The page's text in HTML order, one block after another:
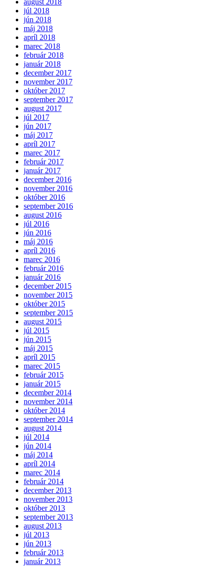
august 2018
júl 2018
jún 2018
máj 2018
apríl 2018
marec 2018
február 2018
január 2018
december 2017
november 2017
október 2017
september 2017
august 2017
júl 2017
jún 2017
máj 2017
apríl 2017
marec 2017
február 2017
január 2017
december 2016
november 2016
október 2016
september 2016
august 2016
júl 2016
jún 2016
máj 2016
apríl 2016
marec 2016
február 2016
január 2016
december 2015
november 2015
október 2015
september 2015
august 2015
júl 2015
jún 2015
máj 2015
apríl 2015
marec 2015
február 2015
január 2015
december 2014
november 2014
október 2014
september 2014
august 2014
júl 2014
jún 2014
máj 2014
apríl 2014
marec 2014
február 2014
december 2013
november 2013
október 2013
september 2013
august 2013
júl 2013
jún 2013
február 2013
január 2013